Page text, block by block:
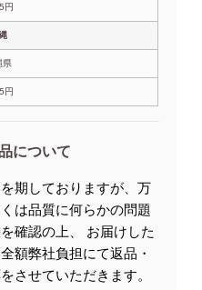
円
県
円
について
期しておりますが、万
は品質に何らかの問題
確認の上、 お届けした
額弊社負担にて返品・
させていただきます。